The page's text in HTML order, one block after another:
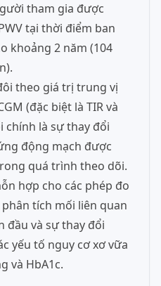
tham gia được
tại thời điểm ban
khoảng 2 năm (104
theo giá trị trung vị
(đặc biệt là TIR và
chính là sự thay đổi
động mạch được
quá trình theo dõi.
hợp cho các phép đo
tích mối liên quan
đầu và sự thay đổi
yếu tố nguy cơ xơ vữa
và HbA1c.